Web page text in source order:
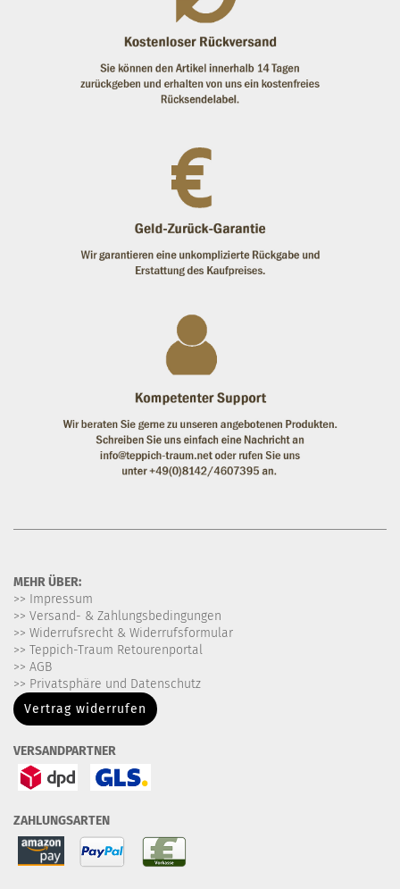
MEHR ÜBER:
>> Impressum
>> Versand- & Zahlungsbedingungen
>> Widerrufsrecht & Widerrufsformular
>> Teppich-Traum Retourenportal
>> AGB
>> Privatsphäre und Datenschutz
Vertrag widerrufen
VERSANDPARTNER
ZAHLUNGSARTEN